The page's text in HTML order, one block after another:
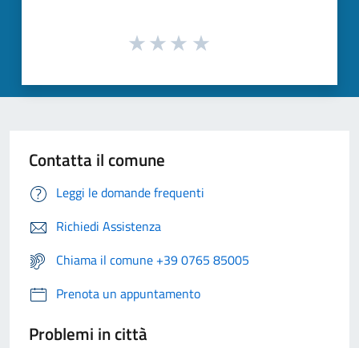
Contatta il comune
Leggi le domande frequenti
Richiedi Assistenza
Chiama il comune +39 0765 85005
Prenota un appuntamento
Problemi in città